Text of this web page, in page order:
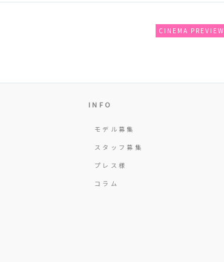
CINEMA PREVIEW
INFO
モデル募集
スタッフ募集
プレス様
コラム